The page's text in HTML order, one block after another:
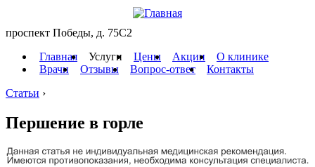
проспект Победы, д. 75C2
Главная
Услуги Цены Акции
О клинике
Врачи
Отзывы Вопрос-ответ
Контакты
Статьи ›
Першение в горле